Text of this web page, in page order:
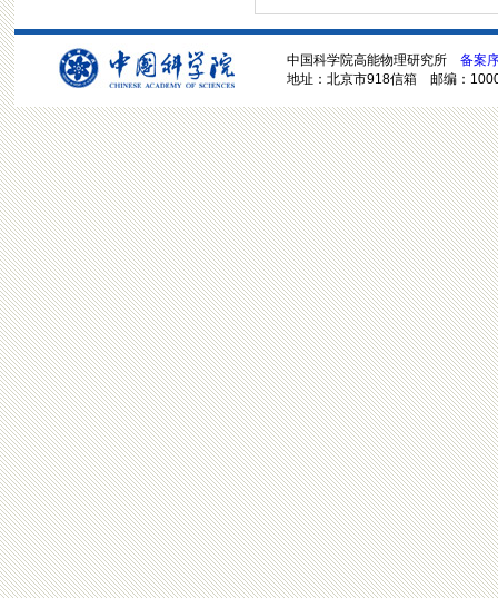
中国科学院高能物理研究所 备案
地址：北京市918信箱 邮编：